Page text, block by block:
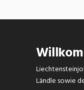
Ländle sowie